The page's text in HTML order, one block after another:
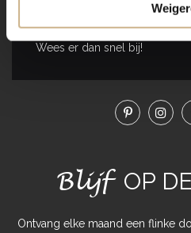
BASICS brengen een
interieur! Elk exemplaar is
Wees er dan snel bij!
Blijf OP
Ontvang elke maand een flinke